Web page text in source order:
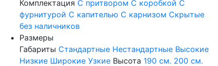
Комплектация С притвором С коробкой С
фурнитурой С капителью С карнизом Скрытые
без наличников
Размеры
Габариты Стандартные Нестандартные Высокие
Низкие Широкие Узкие Высота 190 см. 200 см.